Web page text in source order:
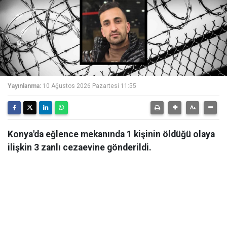
Yayınlanma: 10 Ağustos 2026 Pazartesi 11:55
Konya'da eğlence mekanında 1 kişinin öldüğü olaya
ilişkin 3 zanlı cezaevine gönderildi.